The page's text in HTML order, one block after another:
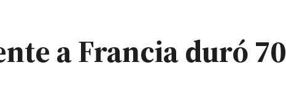
a Francia duró 70